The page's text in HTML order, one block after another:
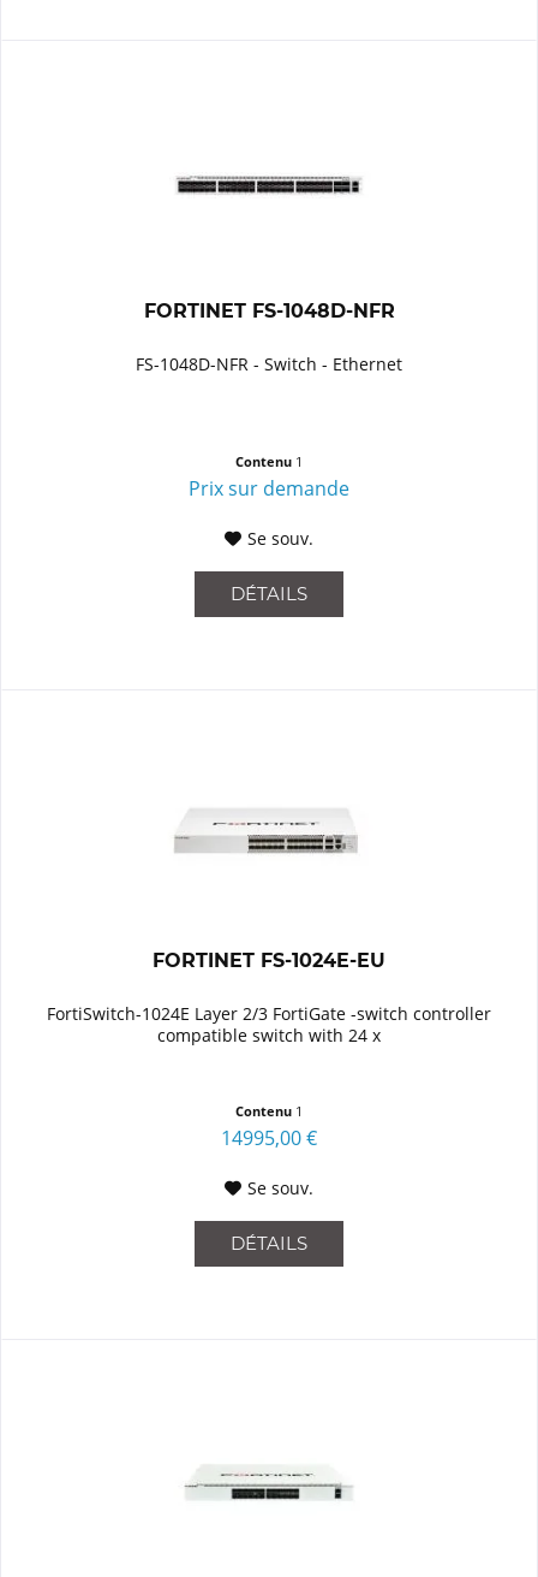
FORTINET FS-1048D-NFR
FS-1048D-NFR - Switch - Ethernet
Contenu 1
Prix sur demande
Se souv.
DÉTAILS
FORTINET FS-1024E-EU
FortiSwitch-1024E Layer 2/3 FortiGate -switch controller
compatible switch with 24 x
Contenu 1
14995,00 €
Se souv.
DÉTAILS